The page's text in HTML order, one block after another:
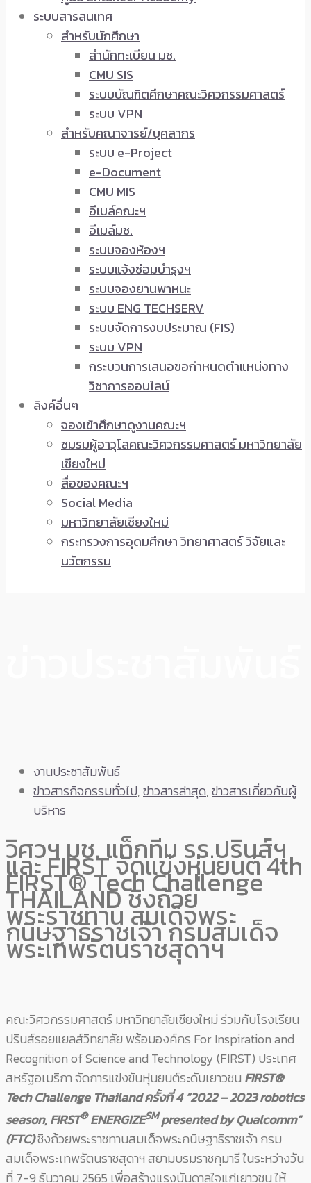
ระบบสารสนเทศ
สำหรับนักศึกษา
สำนักทะเบียน มช.
CMU SIS
ระบบบัณฑิตศึกษาคณะวิศวกรรมศาสตร์
ระบบ VPN
สำหรับคณาจารย์/บุคลากร
ระบบ e-Project
e-Document
CMU MIS
อีเมล์คณะฯ
อีเมล์มช.
ระบบจองห้องฯ
ระบบแจ้งซ่อมบำรุงฯ
ระบบจองยานพาหนะ
ระบบ ENG TECHSERV
ระบบจัดการงบประมาณ (FIS)
ระบบ VPN
กระบวนการเสนอขอกำหนดตำแหน่งทาง
วิชาการออนไลน์
ลิงค์อื่นๆ
จองเข้าศึกษาดูงานคณะฯ
ชมรมผู้อาวุโสคณะวิศวกรรมศาสตร์ มหาวิทยาลัย
เชียงใหม่
สื่อของคณะฯ
Social Media
มหาวิทยาลัยเชียงใหม่
กระทรวงการอุดมศึกษา วิทยาศาสตร์ วิจัยและ
นวัตกรรม
งานประชาสัมพันธ์
ข่าวสารกิจกรรมทั่วไป,ข่าวสารล่าสุด,ข่าวสารเกี่ยวกับผู้
บริหาร
วิศวฯ มช. แท็กทีม รร.ปรินส์ฯ
และ FIRST จัดแข่งหุ่นยนต์ 4th
FIRST® Tech Challenge
THAILAND ชิงถ้วย
พระราชทาน สมเด็จพระ
กนิษฐาธิราชเจ้า กรมสมเด็จ
พระเทพรัตนราชสุดาฯ
คณะวิศวกรรมศาสตร์ มหาวิทยาลัยเชียงใหม่ ร่วมกับโรงเรียน
ปรินส์รอยแยลส์วิทยาลัย พร้อมองค์กร For Inspiration and
Recognition of Science and Technology (FIRST) ประเทศ
สหรัฐอเมริกา จัดการแข่งขันหุ่นยนต์ระดับเยาวชน FIRST®
Tech Challenge Thailand ครั้งที่ 4 “2022 – 2023 robotics
season, FIRST®ENERGIZESMpresented by Qualcomm”
(FTC)ชิงถ้วยพระราชทานสมเด็จพระกนิษฐาธิราชเจ้า กรม
สมเด็จพระเทพรัตนราชสุดาฯ สยามบรมราชกุมารี ในระหว่างวัน
ที่ 7-9 ธันวาคม 2565 เพื่อสร้างแรงบันดาลใจแก่เยาวชน ให้